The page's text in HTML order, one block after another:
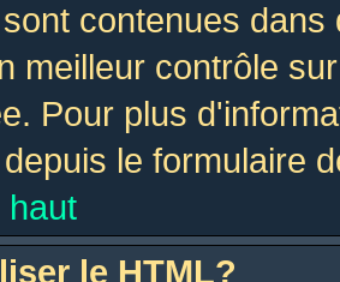
contenues
meilleur contrôle
Pour plus
le formulaire
haut
le HTML?